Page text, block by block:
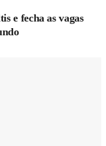
e fecha as vagas